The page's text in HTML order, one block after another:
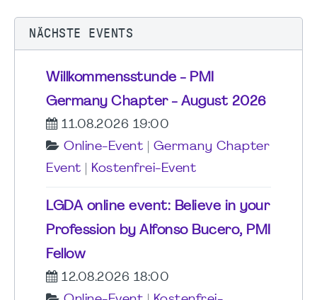
NÄCHSTE EVENTS
Willkommensstunde - PMI
Germany Chapter - August 2026
11.08.2026 19:00
Online-Event
Germany Chapter
Event
Kostenfrei-Event
LGDA online event: Believe in your
Profession by Alfonso Bucero, PMI
Fellow
12.08.2026 18:00